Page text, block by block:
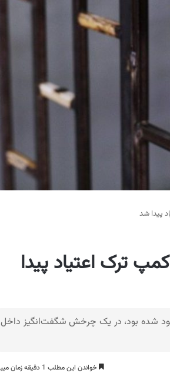
پس از 6 ماه در کمپ ترک اعتیاد پیدا
شده بود، در یک چرخش شگفت‌انگیز داخل
خواندن این مطلب 1 دقیقه زمان میبرد